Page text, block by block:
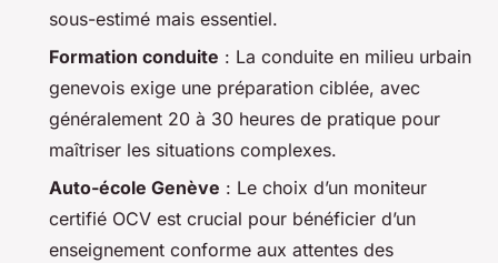
sous-estimé mais essentiel.
Formation conduite : La conduite en milieu urbain
genevois exige une préparation ciblée, avec
généralement 20 à 30 heures de pratique pour
maîtriser les situations complexes.
Auto-école Genève : Le choix d’un moniteur
certifié OCV est crucial pour bénéficier d’un
enseignement conforme aux attentes des